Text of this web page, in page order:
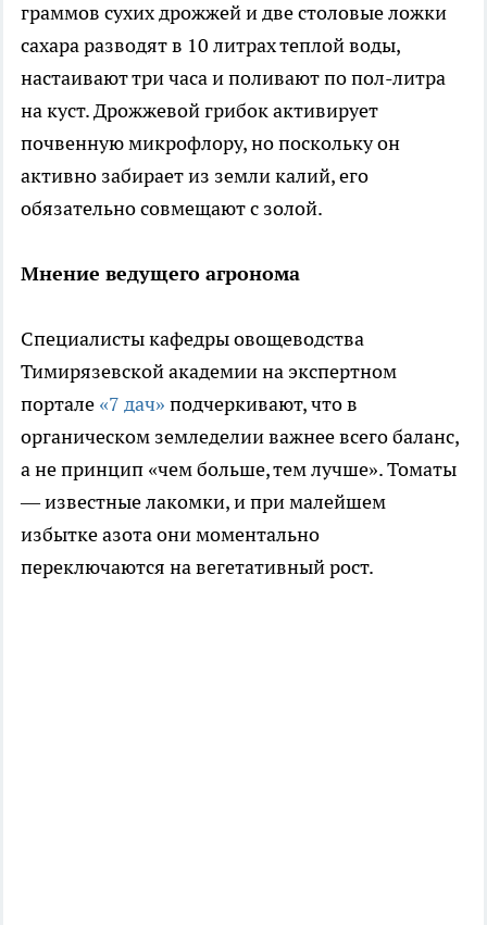
граммов сухих дрожжей и две столовые ложки
сахара разводят в 10 литрах теплой воды,
настаивают три часа и поливают по пол-литра
на куст. Дрожжевой грибок активирует
почвенную микрофлору, но поскольку он
активно забирает из земли калий, его
обязательно совмещают с золой.
Мнение ведущего агронома
Специалисты кафедры овощеводства
Тимирязевской академии на экспертном
портале «7 дач» подчеркивают, что в
органическом земледелии важнее всего баланс,
а не принцип «чем больше, тем лучше». Томаты
— известные лакомки, и при малейшем
избытке азота они моментально
переключаются на вегетативный рост.